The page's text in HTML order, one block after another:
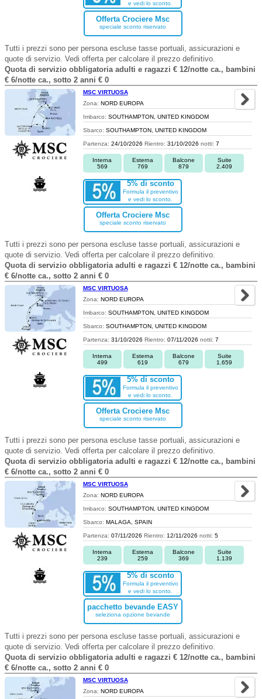
e vedi lo sconto.
Offerta Crociere Msc
speciale sconto riservato
Tutti i prezzi sono per persona escluse tasse portuali, assicurazioni e
quote di servizio. Vedi offerta per calcolare il prezzo definitivo.
Quota di servizio obbligatoria adulti e ragazzi € 12/notte ca., bambini
€ 6/notte ca., sotto 2 anni € 0
MSC VIRTUOSA
Zona: NORD EUROPA
Imbarco: SOUTHAMPTON, UNITED KINGDOM
Sbarco: SOUTHAMPTON, UNITED KINGDOM
Partenza: 24/10/2026 Rientro: 31/10/2026 notti: 7
Interna
569
Esterna
769
Balcone
879
Suite
2.409
5% di sconto
Formula il preventivo
e vedi lo sconto.
Offerta Crociere Msc
speciale sconto riservato
Tutti i prezzi sono per persona escluse tasse portuali, assicurazioni e
quote di servizio. Vedi offerta per calcolare il prezzo definitivo.
Quota di servizio obbligatoria adulti e ragazzi € 12/notte ca., bambini
€ 6/notte ca., sotto 2 anni € 0
MSC VIRTUOSA
Zona: NORD EUROPA
Imbarco: SOUTHAMPTON, UNITED KINGDOM
Sbarco: SOUTHAMPTON, UNITED KINGDOM
Partenza: 31/10/2026 Rientro: 07/11/2026 notti: 7
Interna
499
Esterna
619
Balcone
679
Suite
1.659
5% di sconto
Formula il preventivo
e vedi lo sconto.
Offerta Crociere Msc
speciale sconto riservato
Tutti i prezzi sono per persona escluse tasse portuali, assicurazioni e
quote di servizio. Vedi offerta per calcolare il prezzo definitivo.
Quota di servizio obbligatoria adulti e ragazzi € 12/notte ca., bambini
€ 6/notte ca., sotto 2 anni € 0
MSC VIRTUOSA
Zona: NORD EUROPA
Imbarco: SOUTHAMPTON, UNITED KINGDOM
Sbarco: MALAGA, SPAIN
Partenza: 07/11/2026 Rientro: 12/11/2026 notti: 5
Interna
239
Esterna
259
Balcone
369
Suite
1.139
5% di sconto
Formula il preventivo
e vedi lo sconto.
pacchetto bevande EASY
seleziona opzione bevande
Tutti i prezzi sono per persona escluse tasse portuali, assicurazioni e
quote di servizio. Vedi offerta per calcolare il prezzo definitivo.
Quota di servizio obbligatoria adulti e ragazzi € 12/notte ca., bambini
€ 6/notte ca., sotto 2 anni € 0
MSC VIRTUOSA
Zona: NORD EUROPA